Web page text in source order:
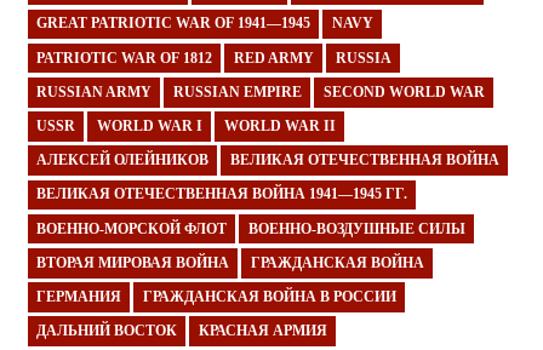
GREAT PATRIOTIC WAR OF 1941—1945 NAVY
PATRIOTIC WAR OF 1812 RED ARMY RUSSIA
RUSSIAN ARMY RUSSIAN EMPIRE SECOND WORLD WAR
USSR WORLD WAR I WORLD WAR II
АЛЕКСЕЙ ОЛЕЙНИКОВ ВЕЛИКАЯ ОТЕЧЕСТВЕННАЯ ВОЙНА
ВЕЛИКАЯ ОТЕЧЕСТВЕННАЯ ВОЙНА 1941—1945 ГГ.
ВОЕННО-МОРСКОЙ ФЛОТ ВОЕННО-ВОЗДУШНЫЕ СИЛЫ
ВТОРАЯ МИРОВАЯ ВОЙНА ГРАЖДАНСКАЯ ВОЙНА
ГЕРМАНИЯ ГРАЖДАНСКАЯ ВОЙНА В РОССИИ
ДАЛЬНИЙ ВОСТОК КРАСНАЯ АРМИЯ